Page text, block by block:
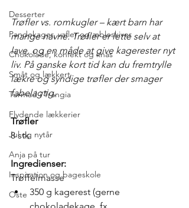
Desserter
Pandekager, vafler og æbleskiver
Chokolade, konfekt og knas
Småt og lækkert
Turmad i Trangia
Flydende lækkerier
Jul og nytår
Anja på tur
Inspiration og bageskole
Oste
Trøfler vs. romkugler – kært barn har
mange navne. Trøfler er lette selv at
lave, og en måde at give kagerester nyt
liv. På ganske kort tid kan du fremtrylle
lækre og syndige trøfler der smager
fabelagtig.
Trøfler
8 stk.
Ingredienser:
Trøffelmasse
350 g kagerest (gerne